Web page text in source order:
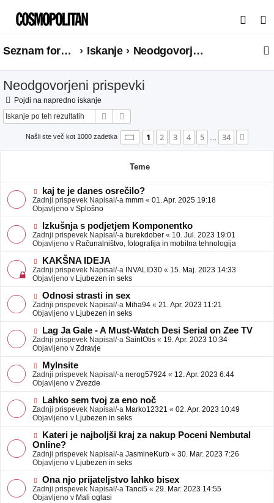
s
a
Seznam forumov Iskanje Neodgovorjeni prispevki
Neodgovorjeni prispevki
Pojdi na napredno iskanje
Iskanje
Našli ste več kot 1000 zadetka Stran 1od34
1 2 3 4 5 … 34
Teme
N
o
v
e
o
b
j
a
v
e
kaj te je danes osrečilo?
Zadnji prispevek Napisal/-a mmm « 01. Apr. 2025 19:18
Objavljeno v Splošno
N
o
v
e
o
b
j
a
v
e
Izkušnja s podjetjem Komponentko
Zadnji prispevek Napisal/-a burekdober « 10. Jul. 2023 19:01
Objavljeno v Računalništvo, fotografija in mobilna tehnologija
N
o
v
e
o
b
j
a
v
e
KAKŠNA IDEJA
Zadnji prispevek Napisal/-a INVALID30 « 15. Maj. 2023 14:33
Objavljeno v Ljubezen in seks
N
o
v
e
o
b
j
a
v
e
Odnosi strasti in sex
Zadnji prispevek Napisal/-a Miha94 « 21. Apr. 2023 11:21
Objavljeno v Ljubezen in seks
N
o
v
e
o
b
j
a
v
e
Lag Ja Gale - A Must-Watch Desi Serial on Zee TV
Zadnji prispevek Napisal/-a SaintOtis « 19. Apr. 2023 10:34
Objavljeno v Zdravje
N
o
v
e
o
b
j
a
v
e
MyInsite
Zadnji prispevek Napisal/-a nerog57924 « 12. Apr. 2023 6:44
Objavljeno v Zvezde
N
o
v
e
o
b
j
a
v
e
Lahko sem tvoj za eno noč
Zadnji prispevek Napisal/-a Marko12321 « 02. Apr. 2023 10:49
Objavljeno v Ljubezen in seks
N
o
v
e
o
b
j
a
Kateri je najboljši kraj za nakup Poceni Nembutal
Online?
Zadnji prispevek Napisal/-a JasmineKurb « 30. Mar. 2023 7:26
Objavljeno v Ljubezen in seks
N
o
v
Ona njo prijateljstvo lahko bisex
Zadnji prispevek Napisal/-a Tanci5 « 29. Mar. 2023 14:55
Objavljeno v Mali oglasi